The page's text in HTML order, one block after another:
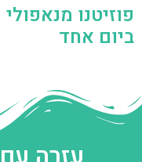
פוזיטנו
ביום אחד